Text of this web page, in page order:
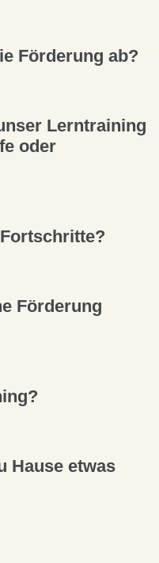
Förderung ab?
Lerntraining
oder
Förderung
Hause etwas